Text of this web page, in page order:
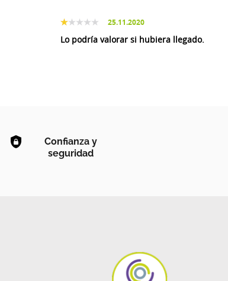
25.11.2020
Lo podría valorar si hubiera llegado.
Confianza y
seguridad